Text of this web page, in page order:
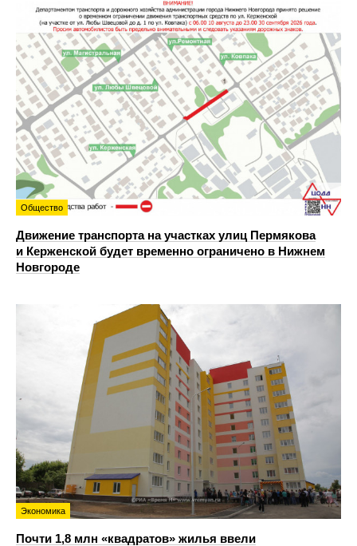
Общество
Движение транспорта на участках улиц Пермякова
и Керженской будет временно ограничено в Нижнем
Новгороде
Экономика
Почти 1,8 млн «квадратов» жилья ввели